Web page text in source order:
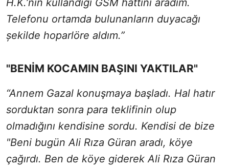
H.K.’nin kullandığı GSM hattını aradım.
Telefonu ortamda bulunanların duyacağı
șekilde hoparlöre aldım.”
"BENİM KOCAMIN BAŞINI YAKTILAR"
“Annem Gazal konuşmaya başladı. Hal hatır
sorduktan sonra para teklifinin olup
olmadığını kendisine sordu. Kendisi de bize
"Beni bugün Ali Rıza Güran aradı, köye
çağırdı. Ben de köye giderek Ali Rıza Güran